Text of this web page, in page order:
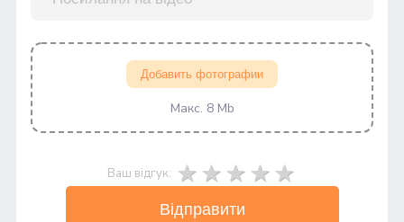
Добавить фотографии
Макс. 8 Mb
Ваш відгук:
Відправити